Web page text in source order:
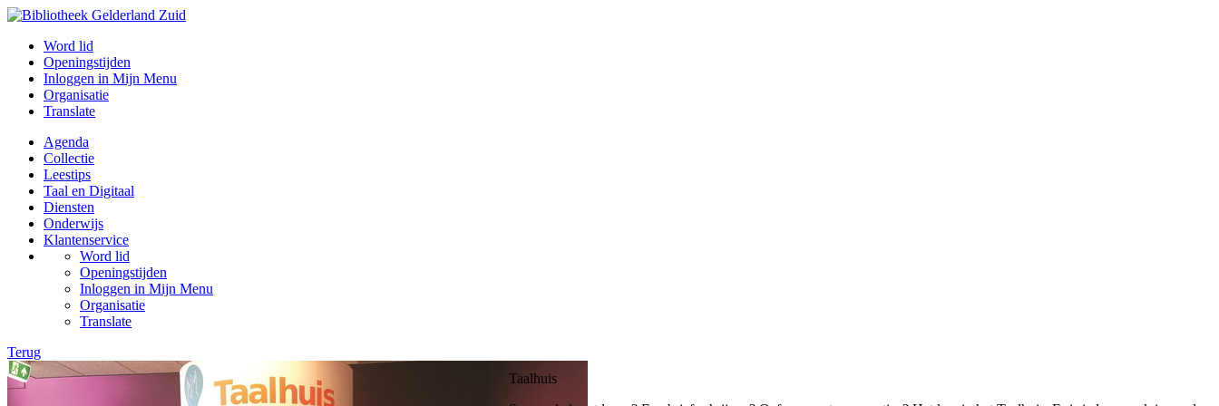
Word lid
Openingstijden
Inloggen in Mijn Menu
Organisatie
Translate
Agenda
Collectie
Leestips
Taal en Digitaal
Diensten
Onderwijs
Klantenservice
Word lid
Openingstijden
Inloggen in Mijn Menu
Organisatie
Translate
Terug
Taalhuis